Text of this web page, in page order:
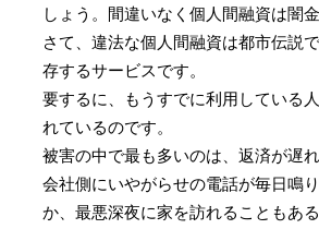
しょう。間違いなく個人間融資は闇金
さて、違法な個人間融資は都市伝説
存するサービスです。
要するに、もうすでに利用している
れているのです。
被害の中で最も多いのは、返済が遅
会社側にいやがらせの電話が毎日鳴
か、最悪深夜に家を訪れることもある